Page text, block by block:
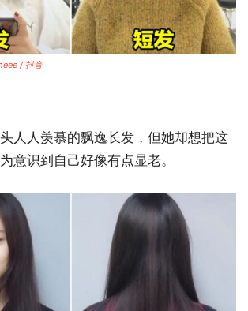
/ 抖音
人人羡慕的飘逸长发，但她却想把这
意识到自己好像有点显老。